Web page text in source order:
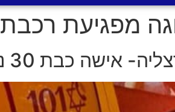
מפגיעת רכבת
כבת 30 נהרגה מפגיעת רכבת